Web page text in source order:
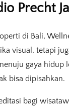
Precht
di Bali,
visual, tetapi
gaya hidup
bisa dipisahkan.
bagi